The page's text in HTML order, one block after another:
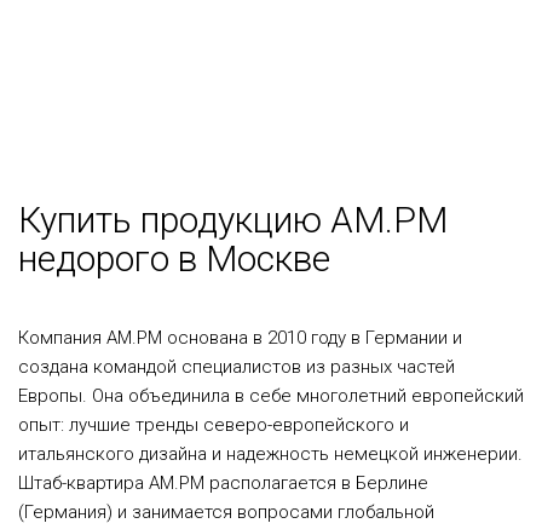
Купить продукцию AM.PM
недорого в Москве
Компания AM.PM основана в 2010 году в Германии и
создана командой специалистов из разных частей
Европы. Она объединила в себе многолетний европейский
опыт: лучшие тренды северо-европейского и
итальянского дизайна и надежность немецкой инженерии.
Штаб-квартира АМ.РМ располагается в Берлине
(Германия) и занимается вопросами глобальной